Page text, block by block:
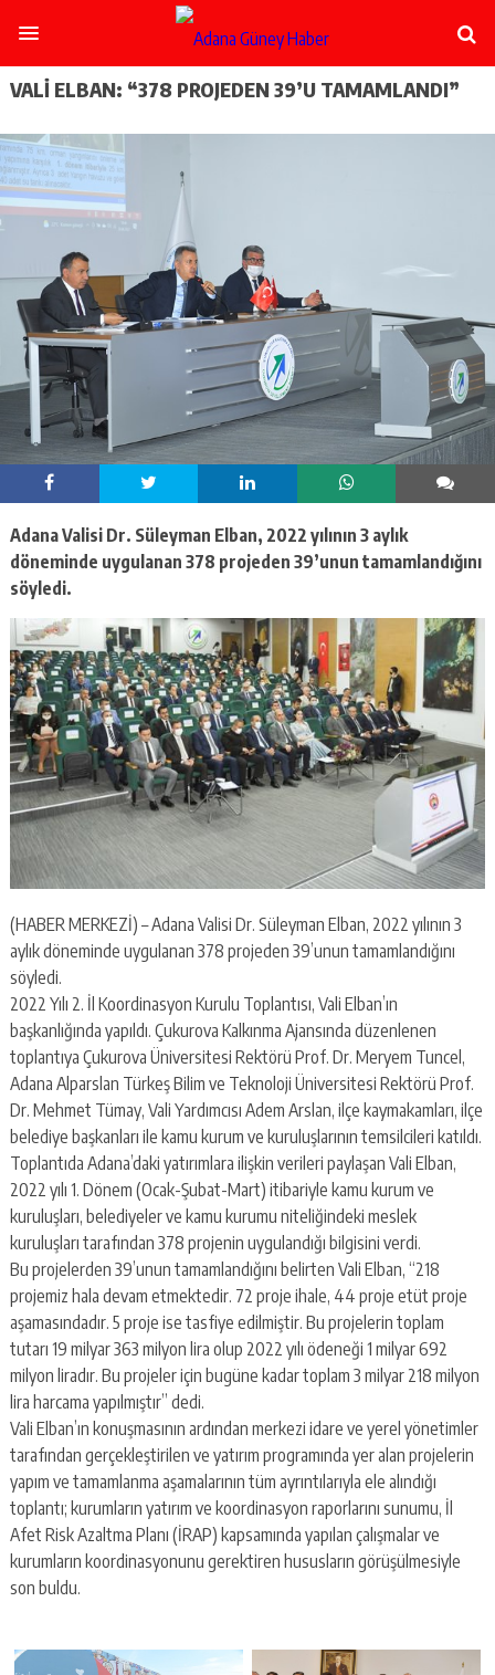
escort
ataşehir
escort
kadıköy
escort
-
pendik
ümraniye
escort
mecidiyeköy
escort
-
taksim
escort
beşiktaş
escort
kartal
escort
escort
VALİ ELBAN: “378 PROJEDEN 39’U TAMAMLANDI”
Adana Valisi Dr. Süleyman Elban, 2022 yılının 3 aylık
döneminde uygulanan 378 projeden 39’unun tamamlandığını
söyledi.
(HABER MERKEZİ) – Adana Valisi Dr. Süleyman Elban, 2022 yılının 3
aylık döneminde uygulanan 378 projeden 39’unun tamamlandığını
söyledi.
2022 Yılı 2. İl Koordinasyon Kurulu Toplantısı, Vali Elban’ın
başkanlığında yapıldı. Çukurova Kalkınma Ajansında düzenlenen
toplantıya Çukurova Üniversitesi Rektörü Prof. Dr. Meryem Tuncel,
Adana Alparslan Türkeş Bilim ve Teknoloji Üniversitesi Rektörü Prof.
Dr. Mehmet Tümay, Vali Yardımcısı Adem Arslan, ilçe kaymakamları, ilçe
belediye başkanları ile kamu kurum ve kuruluşlarının temsilcileri katıldı.
Toplantıda Adana’daki yatırımlara ilişkin verileri paylaşan Vali Elban,
2022 yılı 1. Dönem (Ocak-Şubat-Mart) itibariyle kamu kurum ve
kuruluşları, belediyeler ve kamu kurumu niteliğindeki meslek
kuruluşları tarafından 378 projenin uygulandığı bilgisini verdi.
Bu projelerden 39’unun tamamlandığını belirten Vali Elban, “218
projemiz hala devam etmektedir. 72 proje ihale, 44 proje etüt proje
aşamasındadır. 5 proje ise tasfiye edilmiştir. Bu projelerin toplam
tutarı 19 milyar 363 milyon lira olup 2022 yılı ödeneği 1 milyar 692
milyon liradır. Bu projeler için bugüne kadar toplam 3 milyar 218 milyon
lira harcama yapılmıştır” dedi.
Vali Elban’ın konuşmasının ardından merkezi idare ve yerel yönetimler
tarafından gerçekleştirilen ve yatırım programında yer alan projelerin
yapım ve tamamlanma aşamalarının tüm ayrıntılarıyla ele alındığı
toplantı; kurumların yatırım ve koordinasyon raporlarını sunumu, İl
Afet Risk Azaltma Planı (İRAP) kapsamında yapılan çalışmalar ve
kurumların koordinasyonunu gerektiren hususların görüşülmesiyle
son buldu.